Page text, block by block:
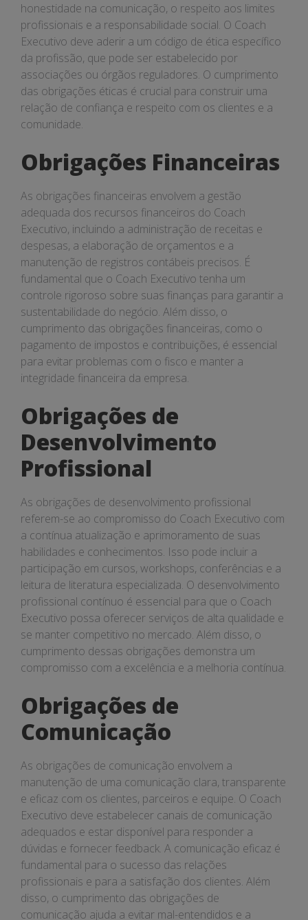
honestidade na comunicação, o respeito aos limites
profissionais e a responsabilidade social. O Coach
Executivo deve aderir a um código de ética específico
da profissão, que pode ser estabelecido por
associações ou órgãos reguladores. O cumprimento
das obrigações éticas é crucial para construir uma
relação de confiança e respeito com os clientes e a
comunidade.
Obrigações Financeiras
As obrigações financeiras envolvem a gestão
adequada dos recursos financeiros do Coach
Executivo, incluindo a administração de receitas e
despesas, a elaboração de orçamentos e a
manutenção de registros contábeis precisos. É
fundamental que o Coach Executivo tenha um
controle rigoroso sobre suas finanças para garantir a
sustentabilidade do negócio. Além disso, o
cumprimento das obrigações financeiras, como o
pagamento de impostos e contribuições, é essencial
para evitar problemas com o fisco e manter a
integridade financeira da empresa.
Obrigações de
Desenvolvimento
Profissional
As obrigações de desenvolvimento profissional
referem-se ao compromisso do Coach Executivo com
a contínua atualização e aprimoramento de suas
habilidades e conhecimentos. Isso pode incluir a
participação em cursos, workshops, conferências e a
leitura de literatura especializada. O desenvolvimento
profissional contínuo é essencial para que o Coach
Executivo possa oferecer serviços de alta qualidade e
se manter competitivo no mercado. Além disso, o
cumprimento dessas obrigações demonstra um
compromisso com a excelência e a melhoria contínua.
Obrigações de
Comunicação
As obrigações de comunicação envolvem a
manutenção de uma comunicação clara, transparente
e eficaz com os clientes, parceiros e equipe. O Coach
Executivo deve estabelecer canais de comunicação
adequados e estar disponível para responder a
dúvidas e fornecer feedback. A comunicação eficaz é
fundamental para o sucesso das relações
profissionais e para a satisfação dos clientes. Além
disso, o cumprimento das obrigações de
comunicação ajuda a evitar mal-entendidos e a